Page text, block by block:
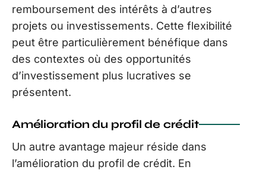
remboursement des intérêts à d’autres
projets ou investissements. Cette flexibilité
peut être particulièrement bénéfique dans
des contextes où des opportunités
d’investissement plus lucratives se
présentent.
Amélioration du profil de crédit
Un autre avantage majeur réside dans
l’amélioration du profil de crédit. En